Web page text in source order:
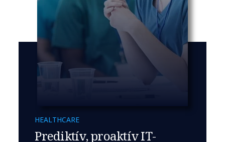
HEALTHCARE
Prediktív, proaktív IT-